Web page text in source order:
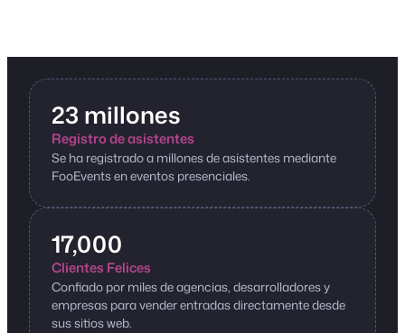
23 millones
Registro de asistentes
Se ha registrado a millones de asistentes mediante
FooEvents en eventos presenciales.
17,000
Clientes Felices
Confiado por miles de agencias, desarrolladores y
empresas para vender entradas directamente desde
sus sitios web.